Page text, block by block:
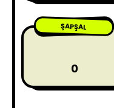
ŞAPŞAL
0